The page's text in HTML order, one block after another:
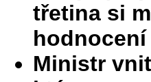
třetina si
hodnocení
Ministr